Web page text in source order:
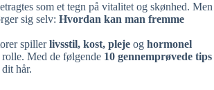
som et tegn på vitalitet og skønhed. Men
sig selv: Hvordan kan man fremme
spillerlivsstil, kost, pleje og hormonel
rolle. Med de følgende 10 gennemprøvede tips
hår.